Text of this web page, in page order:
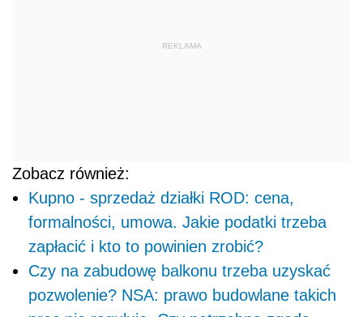
REKLAMA
Zobacz również:
Kupno - sprzedaż działki ROD: cena,
formalności, umowa. Jakie podatki trzeba
zapłacić i kto to powinien zrobić?
Czy na zabudowę balkonu trzeba uzyskać
pozwolenie? NSA: prawo budowlane takich